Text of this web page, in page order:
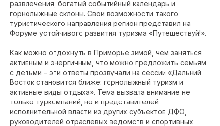
развлечения, богатый событийный календарь и
горнолыжные склоны. Свои возможности такого
туристического направления регион представил на
Форуме устойчивого развития туризма «Путешествуй!».
Как можно отдохнуть в Приморье зимой, чем заняться
активным и энергичным, что можно предложить семьям
с детьми – эти ответы прозвучали на сессии «Дальний
Восток становится ближе: горнолыжный туризм и
активные виды отдыха». Тема вызвала внимание не
только туркомпаний, но и представителей
исполнительной власти из других субъектов ДФО,
руководителей отраслевых ведомств и спортивных